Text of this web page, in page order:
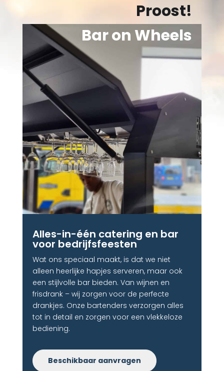
Proost!
Bar on Wheels
Alles-in-één catering en bar
voor bedrijfsfeesten​
Wat ons speciaal maakt, is dat we niet
alleen heerlijke hapjes serveren, maar ook
een stijlvolle bar bieden. Van wijnen en
frisdrank – wij zorgen voor de perfecte
drankjes. Onze bartenders verzorgen alles
tot in detail en zorgen voor een vlekkeloze
bediening.
Beschikbaar aanvragen